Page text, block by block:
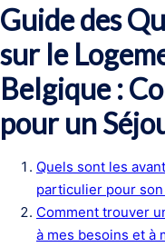
Guide des
sur le
Belgique :
pour un
Quels sont les
particulier pour
Comment trouver
à mes besoins et à